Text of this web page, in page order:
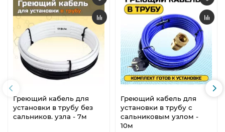
Греющий кабель для
установки в трубу без
сальников. узла - 7м
Греющий кабель для
установки в трубу с
сальниковым узлом -
10м